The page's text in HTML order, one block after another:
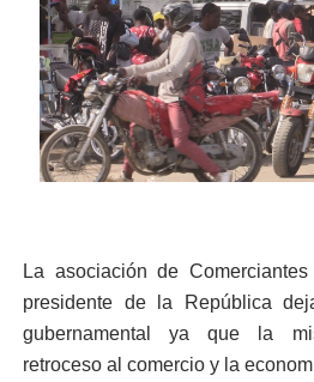
La asociación de
presidente de la República
gubernamental ya que la
retroceso al comercio y la